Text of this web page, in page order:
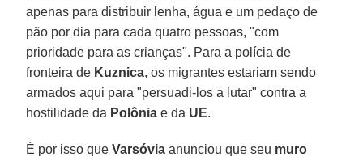
apenas para distribuir lenha, água e um pedaço de
pão por dia para cada quatro pessoas, "com
prioridade para as crianças". Para a polícia de
fronteira de Kuznica, os migrantes estariam sendo
armados aqui para "persuadi-los a lutar" contra a
hostilidade da Polônia e da UE.
É por isso queVarsóvia anunciou que seu muro